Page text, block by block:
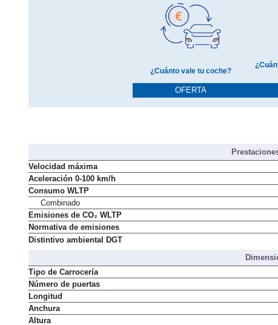
OFERTA
Velocidad máxima
Aceleración 0-100 km/h
Consumo WLTP
Combinado
Emisiones de CO₂ WLTP
Normativa de emisiones
Tipo de Carrocería
Número de puertas
Longitud
Anchura